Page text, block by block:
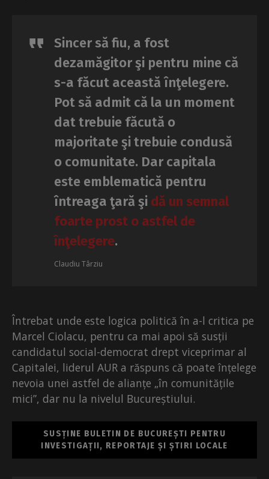
Sincer să fiu, a fost
dezamăgitor şi pentru mine că
s-a făcut această înţelegere.
Pot să admit că la un moment
dat trebuie făcută o
majoritate şi trebuie condusă
o comunitate. Dar capitala
este emblematică pentru
întreaga ţară şi dă un semnal
foarte prost o astfel de
înţelegere.
Claudiu Târziu
Întrebat unde este logica politică în a-l critica pe
Marcel Ciolacu, pentru ca mai apoi să susții
candidatul social-democrat drept viceprimar al
Capitalei, liderul AUR a răspuns că poate înțelege
nevoia unei astfel de alianțe „în comunitățile
mici”, dar nu la nivelul Bucureștiului.
SUSȚINE BULETIN DE BUCUREȘTI PENTRU
INVESTIGAȚII, REPORTAJE ȘI ȘTIRI LOCALE